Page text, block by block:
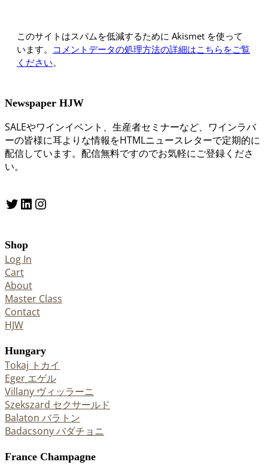
このサイトはスパムを低減するために Akismet を使って
います。 コメントデータの処理方法の詳細はこちらをご覧
ください。
Newspaper HJW
SALEやワインイベント、生産者セミナーなど、ワインラバ
ーの皆様に耳よりな情報をHTMLニュースレターで定期的に
配信しています。配信無料ですのでお気軽にご登録くださ
い。
Twitter LinkedIn Instagram
Shop
Log In
Cart
About
Master Class
Contact
HJW
Hungary
Tokaj トカイ
Eger エゲル
Villany ヴィッラーニ
Szekszard セクサールド
Balaton バラトン
Badacsony バダチョニ
France Champagne